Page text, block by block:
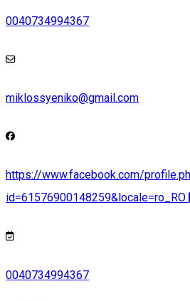
0040734994367
miklossyeniko@gmail.com
https://www.facebook.com/
id=61576900148259&locale=ro_RO
0040734994367